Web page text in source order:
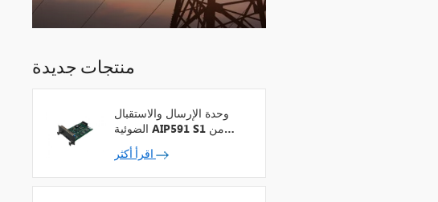
منتجات جديدة
وحدة الإرسال والاستقبال
الضوئية AIP591 S1 من
شركة يوكوجاوا لمكرر شبكة
V